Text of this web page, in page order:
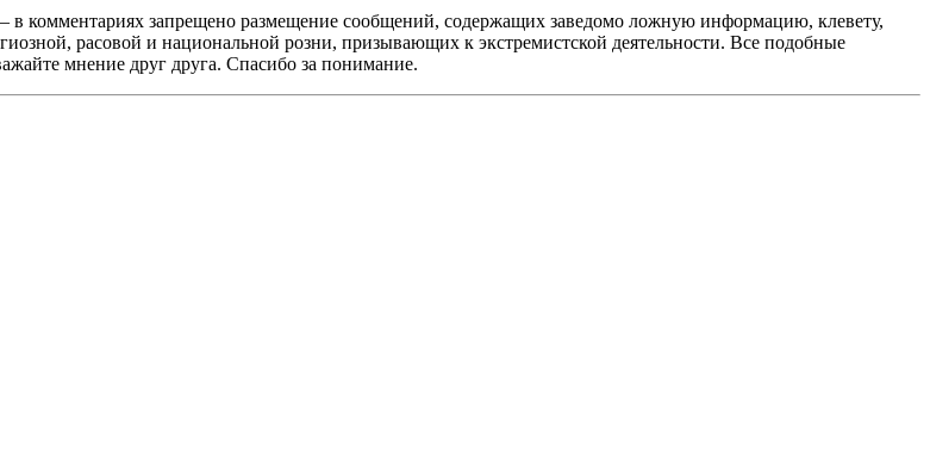
в комментариях запрещено размещение сообщений, содержащих заведомо ложную информацию, клевету,
расовой и национальной розни, призывающих к экстремистской деятельности. Все подобные
мнение друг друга. Спасибо за понимание.